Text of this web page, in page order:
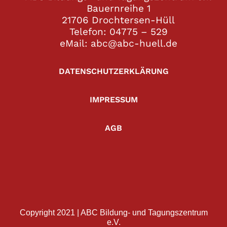
Bauernreihe 1
21706 Drochtersen-Hüll
Telefon: 04775 – 529
eMail: abc@abc-huell.de
DATENSCHUTZERKLÄRUNG
IMPRESSUM
AGB
Copyright 2021 | ABC Bildung- und Tagungszentrum
e.V.